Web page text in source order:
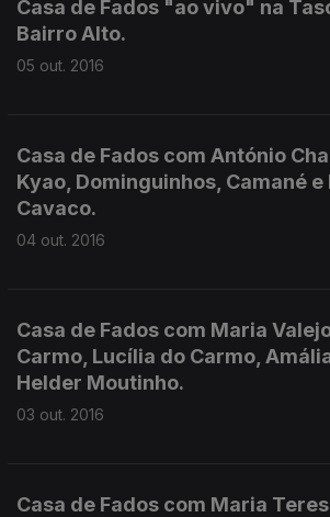
Casa de Fados "ao vivo" na
Bairro Alto.
05 out. 2016
Casa de Fados com António
Kyao, Dominguinhos, Camané e
Cavaco.
04 out. 2016
Casa de Fados com Maria
Carmo, Lucília do Carmo,
Helder Moutinho.
03 out. 2016
Casa de Fados com Maria